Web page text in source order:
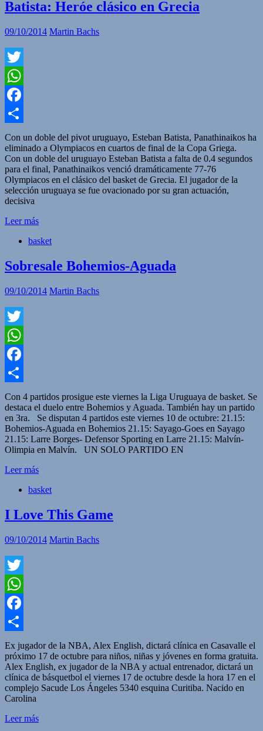
Batista: Heróe clásico en Grecia
09/10/2014 Martin Bachs
Twitter
WhatsApp
Facebook
Compartir
Con un doble del pivot uruguayo, Esteban Batista, Panathinaikos ha
eliminado a Olympiacos en cuartos de final de la Copa Griega.
Con un doble del uruguayo Esteban Batista a falta de 0.4 segundos
para el final, Panathinaikos venció dramáticamente 77-76
Olympiacos en el clásico del basket de Grecia. El jugador de la
selección uruguaya se fue ovacionado por su gran actuación,
decisiva
Leer más
basket
Sobresale Bohemios-Aguada
09/10/2014 Martin Bachs
Twitter
WhatsApp
Facebook
Compartir
Con 4 partidos prosigue este viernes la Liga Uruguaya de basket. Se
destaca el duelo entre Bohemios y Aguada. También hay un partido
en 3ra. Se disputan 4 partidos este viernes 10 de octubre: 21.15:
Bohemios-Aguada en Bohemios 21.15: Sayago-Goes en Sayago
21.15: Larre Borges- Defensor Sporting en Larre 21.15: Malvín-
Olimpia en Malvín. UN SOLO PARTIDO EN
Leer más
basket
I Love This Game
09/10/2014 Martin Bachs
Twitter
WhatsApp
Facebook
Compartir
Ex jugador de la NBA, Alex English, dictará clínica en Casavalle el
próximo 17 de octubre para niños, niñas y jóvenes en forma gratuita.
Alex English, ex jugador de la NBA y actual entrenador, dictará un
clínica de básquetbol el viernes 17 de octubre desde la hora 17 en el
complejo Sacude Los Ángeles 5340 esquina Curitiba. Nacido en
Carolina
Leer más